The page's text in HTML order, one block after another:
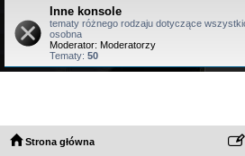
Inne konsole
tematy różnego rodzaju dotyczące
osobna
Moderator: Moderatorzy
Tematy: 50
Strona główna